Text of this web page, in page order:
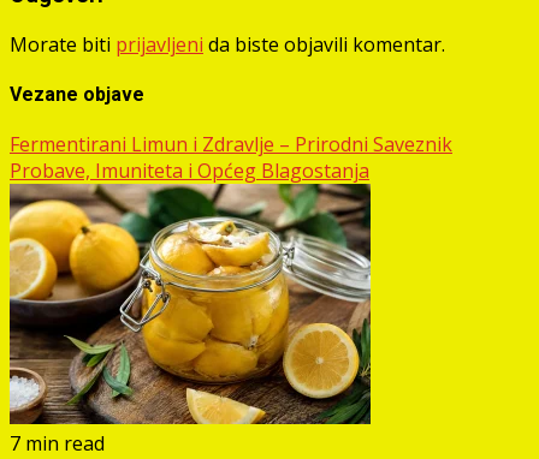
Morate biti prijavljeni da biste objavili komentar.
Vezane objave
Fermentirani Limun i Zdravlje – Prirodni Saveznik
Probave, Imuniteta i Općeg Blagostanja
7 min read